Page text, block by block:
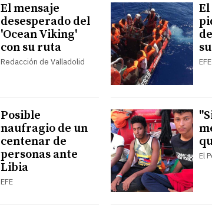
El mensaje
desesperado del
'Ocean Viking'
con su ruta
Redacción de Valladolid EFE
Posible
naufragio de un
centenar de
personas ante
Libia
EFE
El